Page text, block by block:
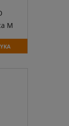
M